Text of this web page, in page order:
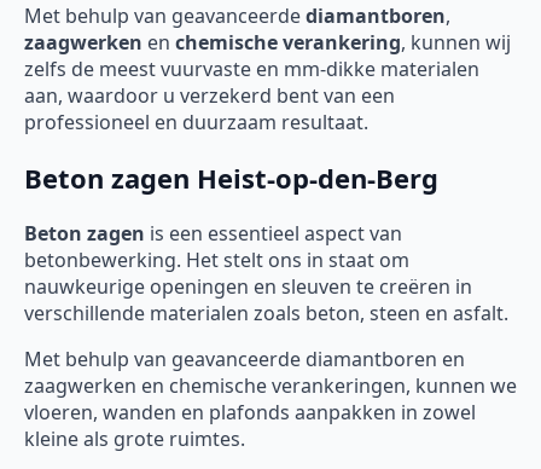
Met behulp van geavanceerdediamantboren,
zaagwerken en chemische verankering, kunnen wij
zelfs de meest vuurvaste en mm-dikke materialen
aan, waardoor u verzekerd bent van een
professioneel en duurzaam resultaat.
Beton zagen Heist-op-den-Berg
Beton zagen is een essentieel aspect van
betonbewerking. Het stelt ons in staat om
nauwkeurige openingen en sleuven te creëren in
verschillende materialen zoals beton, steen en asfalt.
Met behulp van geavanceerde diamantboren en
zaagwerken en chemische verankeringen, kunnen we
vloeren, wanden en plafonds aanpakken in zowel
kleine als grote ruimtes.